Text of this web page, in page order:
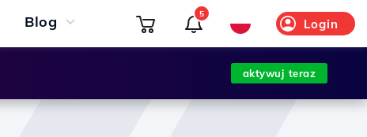
Blog Login
5
aktywuj teraz